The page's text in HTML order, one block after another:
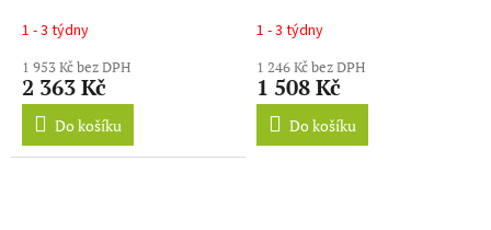
1 - 3 týdny
1 953 Kč bez DPH
2 363 Kč
Do košíku
1 - 3 týdny
1 246 Kč bez DPH
1 508 Kč
Do košíku